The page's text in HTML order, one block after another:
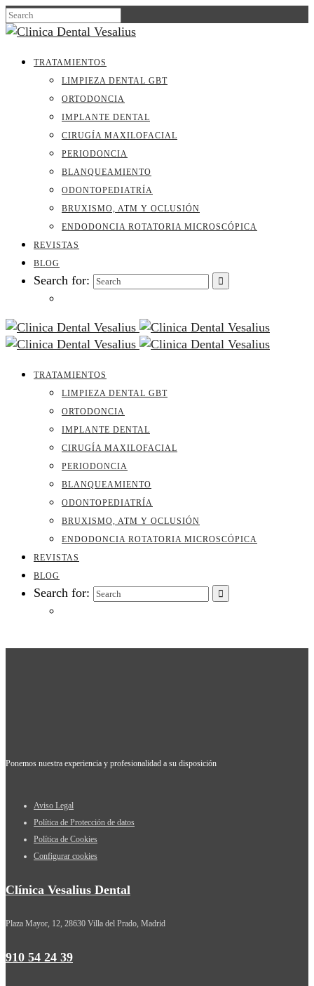
TRATAMIENTOS
LIMPIEZA DENTAL GBT
ORTODONCIA
IMPLANTE DENTAL
CIRUGÍA MAXILOFACIAL
PERIODONCIA
BLANQUEAMIENTO
ODONTOPEDIATRÍA
BRUXISMO, ATM Y OCLUSIÓN
ENDODONCIA ROTATORIA MICROSCÓPICA
REVISTAS
BLOG
Search for:
TRATAMIENTOS
LIMPIEZA DENTAL GBT
ORTODONCIA
IMPLANTE DENTAL
CIRUGÍA MAXILOFACIAL
PERIODONCIA
BLANQUEAMIENTO
ODONTOPEDIATRÍA
BRUXISMO, ATM Y OCLUSIÓN
ENDODONCIA ROTATORIA MICROSCÓPICA
REVISTAS
BLOG
Search for:
Ponemos nuestra experiencia y profesionalidad a su disposición
Aviso Legal
Política de Protección de datos
Política de Cookies
Configurar cookies
Clínica Vesalius Dental
Plaza Mayor, 12, 28630 Villa del Prado, Madrid
910 54 24 39